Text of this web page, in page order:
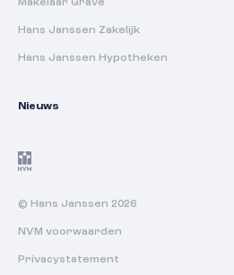
Makelaar Grave
Hans Janssen Zakelijk
Hans Janssen Hypotheken
Nieuws
© Hans Janssen 2026
NVM voorwaarden
Privacystatement